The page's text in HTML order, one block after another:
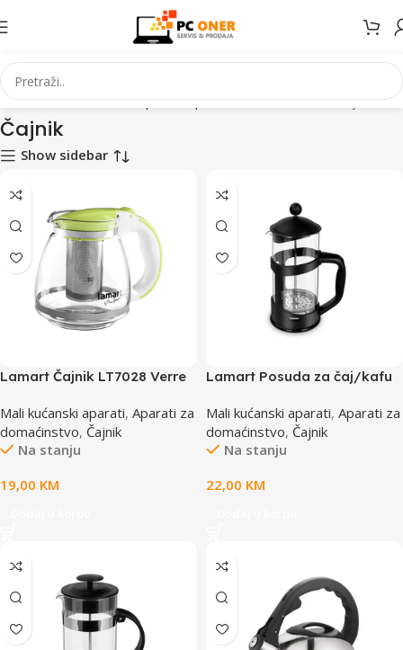
Početna Mali kućanski aparati Aparati za domaćinstvo Čajnik
Čajnik
Show sidebar
Lamart Čajnik LT7028 Verre
Mali kućanski aparati, Aparati za
domaćinstvo, Čajnik
Na stanju
19,00 KM
Lamart Posuda za čaj/kafu
Mali kućanski aparati, Aparati za
domaćinstvo, Čajnik
Na stanju
22,00 KM